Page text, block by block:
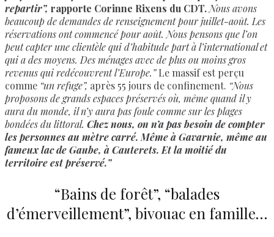
repartir”, rapporte Corinne Rixens du CDT. Nous avons
beaucoup de demandes de renseignement pour juillet-août. Les
réservations ont commencé pour août. Nous pensons que l’on
peut capter une clientèle qui d’habitude part à l’international et
qui a des moyens. Des ménages avec de plus ou moins gros
revenus qui redécouvrent l’Europe.”Le massif est perçu
comme “un refuge”, après 55 jours de confinement. “Nous
proposons de grands espaces préservés où, même quand il y
aura du monde, il n’y aura pas foule comme sur les plages
bondées du littoral. Chez nous, on n’a pas besoin de compter
les personnes au mètre carré. Même à Gavarnie, même au
fameux lac de Gaube, à Cauterets. Et la moitié du
territoire est préservé.”
“Bains de forêt”, “balades
d’émerveillement”, bivouac en famille…